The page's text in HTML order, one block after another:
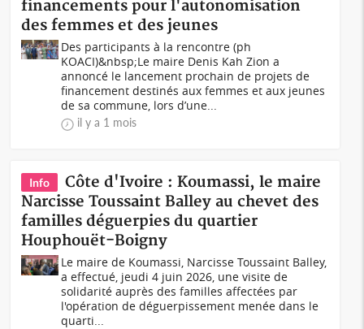
financements pour l'autonomisation
des femmes et des jeunes
Des participants à la rencontre (ph
KOACI)&nbsp;Le maire Denis Kah Zion a
annoncé le lancement prochain de projets de
financement destinés aux femmes et aux jeunes
de sa commune, lors d’une...
il y a 1 mois
Info
Côte d'Ivoire : Koumassi, le maire
Narcisse Toussaint Balley au chevet des
familles déguerpies du quartier
Houphouët-Boigny
Le maire de Koumassi, Narcisse Toussaint Balley,
a effectué, jeudi 4 juin 2026, une visite de
solidarité auprès des familles affectées par
l'opération de déguerpissement menée dans le
quarti...